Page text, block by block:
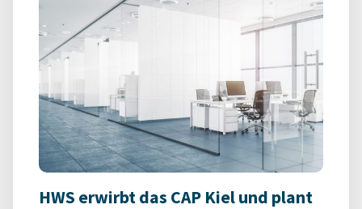
HWS erwirbt das CAP Kiel und plant